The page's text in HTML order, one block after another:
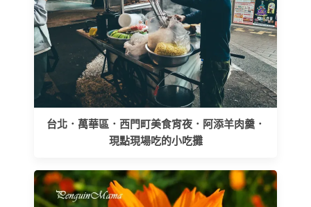
台北．萬華區．西門町美食宵夜．阿添羊肉羹．
現點現場吃的小吃攤